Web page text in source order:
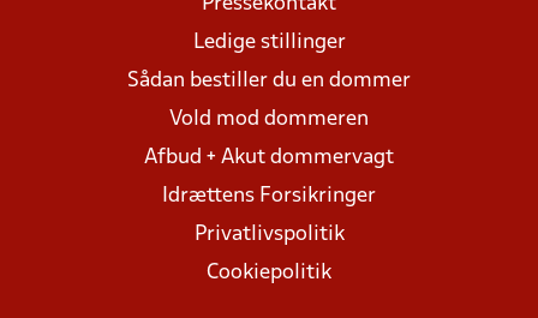
Pressekontakt
Ledige stillinger
Sådan bestiller du en dommer
Vold mod dommeren
Afbud + Akut dommervagt
Idrættens Forsikringer
Privatlivspolitik
Cookiepolitik